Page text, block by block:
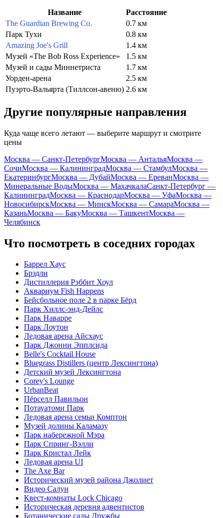
Название
Расстояние
The Guardian Brewing Co.
0.7 км
Парк Тухи
0.8 км
Amazing Joe's Grill
1.4 км
Музей «The Bob Ross Experience»
1.5 км
Музей и сады Миннетриста
1.7 км
Уорден-арена
2.5 км
Пуэрто-Вальярта (Тиллсон-авеню) 2.6 км
Другие популярные направления
Куда чаще всего летают — выберите маршрут и смотрите
цены
Москва — Санкт-ПетербургМосква — АнтальяМосква —
СочиМосква — КалининградМосква — СтамбулМосква —
ЕкатеринбургМосква — ДубайМосква — ЕреванМосква —
Минеральные ВодыМосква — МахачкалаСанкт-Петербург —
КалининградМосква — КраснодарМосква — УфаМосква —
НовосибирскМосква — МинскМосква — СамараМосква —
КазаньМосква — БакуМосква — ТашкентМосква —
Челябинск
Что посмотреть в соседних городах
Баррел Хаус
Брэдли
Дистиллерия Рэббит Хоул
Аквариум Fish Happens
Бейсбольное поле 2 в парке Бёрд
Парк Хиллс-энд-Дейлс
Парк Наварре
Парк Лоутон
Ледовая арена Айсхаус
Парк Джонни Эпплсида
Belle's Cocktail House
Bluegrass Distillers (центр Лексингтона)
Детский музей Лексингтона
Corey's Lounge
UrbanBeat
Пёрселл Павильон
Потауатоми Парк
Ледовая арена семьи Комптон
Музей долины Каламазу
Парк набережной Мэра
Парк Спринг-Вэлли
Парк Кристал Лейк
Ледовая арена UI
The Axe Bar
Исторический музей района Джолиет
Видео Салун
Квест-комнаты Lock Chicago
Историческая деревня адвентистов
Ботанические сады Дружбы